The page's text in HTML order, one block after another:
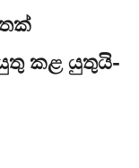
කළ යුතුයි-